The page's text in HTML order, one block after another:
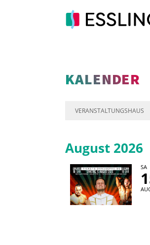
KALENDER
VERANSTALTUNGSHAUS
August 2026
SA